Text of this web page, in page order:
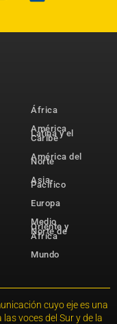
África
América
Latina y el
Caribe
América del
Norte
Asia-
Pacífico
Europa
Medio
Oriente y
Norte de
África
Mundo
cuyo eje es una
voces del Sur y de la